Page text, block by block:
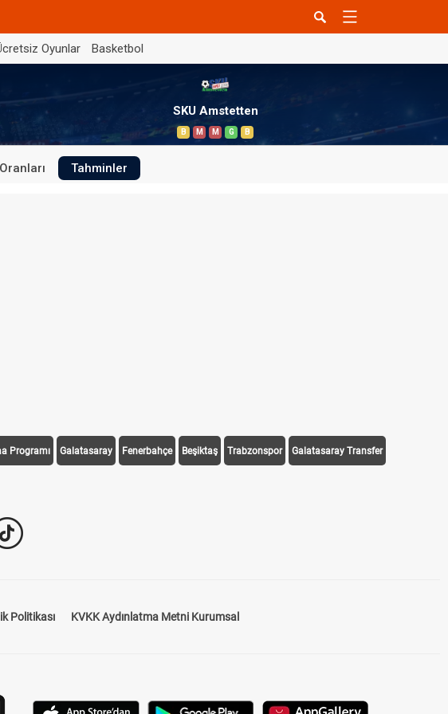
Oyunlar Basketbol
SKU Amstetten
B M M G B
Tahminler
Programı Galatasaray Fenerbahçe Beşiktaş Trabzonspor Galatasaray Transfer
Politikası KVKK Aydınlatma Metni Kurumsal